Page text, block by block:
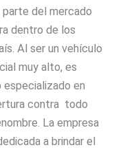
parte del mercado
dentro de los
Al ser un vehículo
muy alto, es
en
contra todo
La empresa
a brindar el